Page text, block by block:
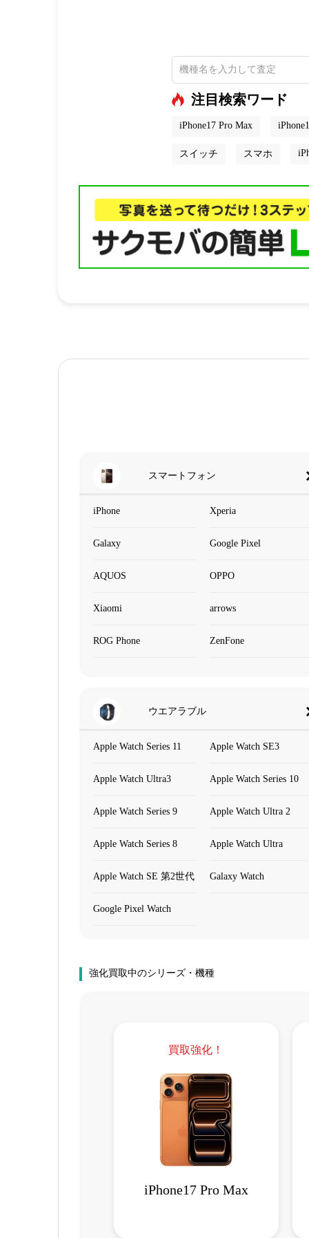
注目検索ワード
iPhone17 Pro Max
スイッチ スマホ
スマートフォン
iPhone Xperia
Galaxy Google Pixel
AQUOS OPPO
Xiaomi arrows
ROG Phone ZenFone
ウエアラブル
Apple Watch Series 11 Apple Watch SE3
Apple Watch Ultra3 Apple Watch Series 10
Apple Watch Series 9 Apple Watch Ultra 2
Apple Watch Series 8 Apple Watch Ultra
Apple Watch SE 第2世代 Galaxy Watch
Google Pixel Watch
強化買取中のシリーズ・機種
買取強化！
iPhone17 Pro Max